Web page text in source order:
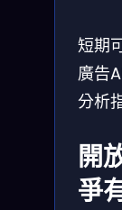
短期
廣告
分析
開
爭